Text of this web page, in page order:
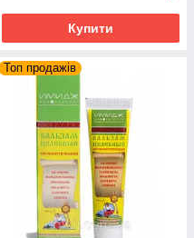
Купити
Топ продажів